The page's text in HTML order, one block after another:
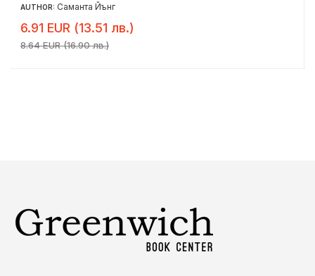
AUTHOR: Саманта Йънг
6.91 EUR (13.51 лв.)
8.64 EUR (16.90 лв.)